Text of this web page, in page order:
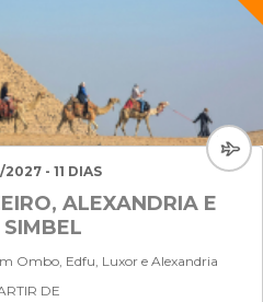
2027 - 11 DIAS
ALEXANDRIA E
Ombo, Edfu, Luxor e Alexandria
DE